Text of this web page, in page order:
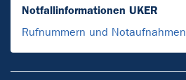
Notfallinformationen UKER
Rufnummern und Notaufnahmen